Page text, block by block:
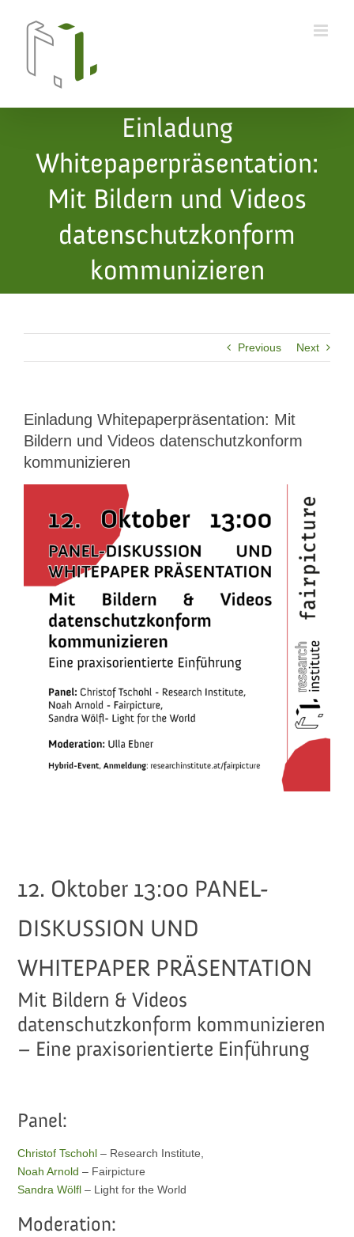
Einladung
Whitepaperpräsentation:
Mit Bildern und Videos
datenschutzkonform
kommunizieren
Previous Next
Einladung Whitepaperpräsentation: Mit
Bildern und Videos datenschutzkonform
kommunizieren
Larger
Image
12. Oktober 13:00 PANEL-
DISKUSSION UND
WHITEPAPER PRÄSENTATION
Mit Bildern & Videos
datenschutzkonform kommunizieren
– Eine praxisorientierte Einführung
Panel:
Christof Tschohl – Research Institute,
Noah Arnold – Fairpicture
Sandra Wölfl – Light for the World
Moderation: